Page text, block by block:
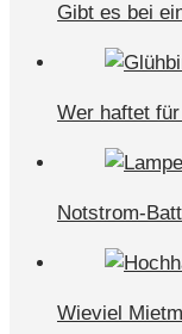
Gibt es bei
Wer haftet
Notstrom-
Wieviel